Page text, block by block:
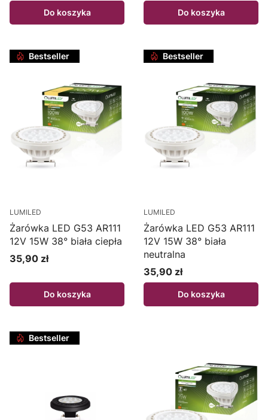
Do koszyka Do koszyka
Bestseller
LUMILED
Żarówka LED G53 AR111
12V 15W 38° biała ciepła
Cena
35,90 zł
Do koszyka
Bestseller
LUMILED
Żarówka LED G53 AR111
12V 15W 38° biała
neutralna
Cena
35,90 zł
Do koszyka
Bestseller